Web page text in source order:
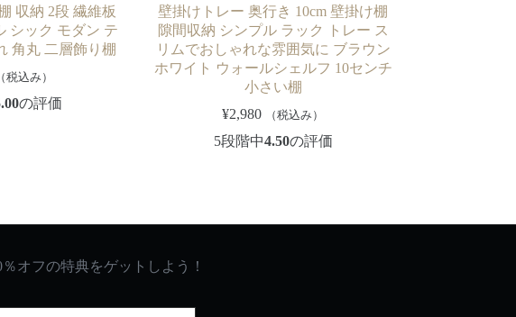
収納 2段 繊維板
シック モダン テ
角丸 二層飾り棚
（税込み）
の評価
壁掛けトレー 奥行き 10cm 壁掛け棚
隙間収納 シンプル ラック トレー ス
リムでおしゃれな雰囲気に ブラウン
ホワイト ウォールシェルフ 10センチ
小さい棚
¥2,980 （税込み）
5段階中4.50の評価
オフの特典をゲットしよう！